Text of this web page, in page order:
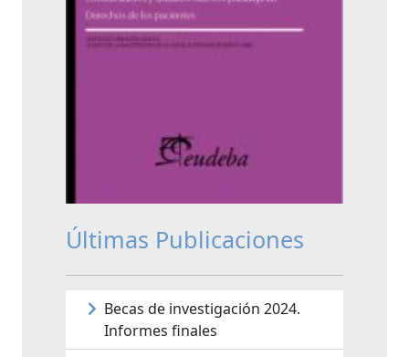
Últimas Publicaciones
Becas de investigación 2024.
Informes finales